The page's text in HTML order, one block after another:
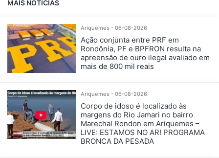
MAIS NOTÍCIAS
Ariquemes - 06-08-2026
Ação conjunta entre PRF em
Rondônia, PF e BPFRON resulta na
apreensão de ouro ilegal avaliado em
mais de 800 mil reais
Ariquemes - 06-08-2026
Corpo de idoso é localizado às
margens do Rio Jamari no bairro
Marechal Rondon em Ariquemes –
LIVE: ESTAMOS NO AR! PROGRAMA
BRONCA DA PESADA